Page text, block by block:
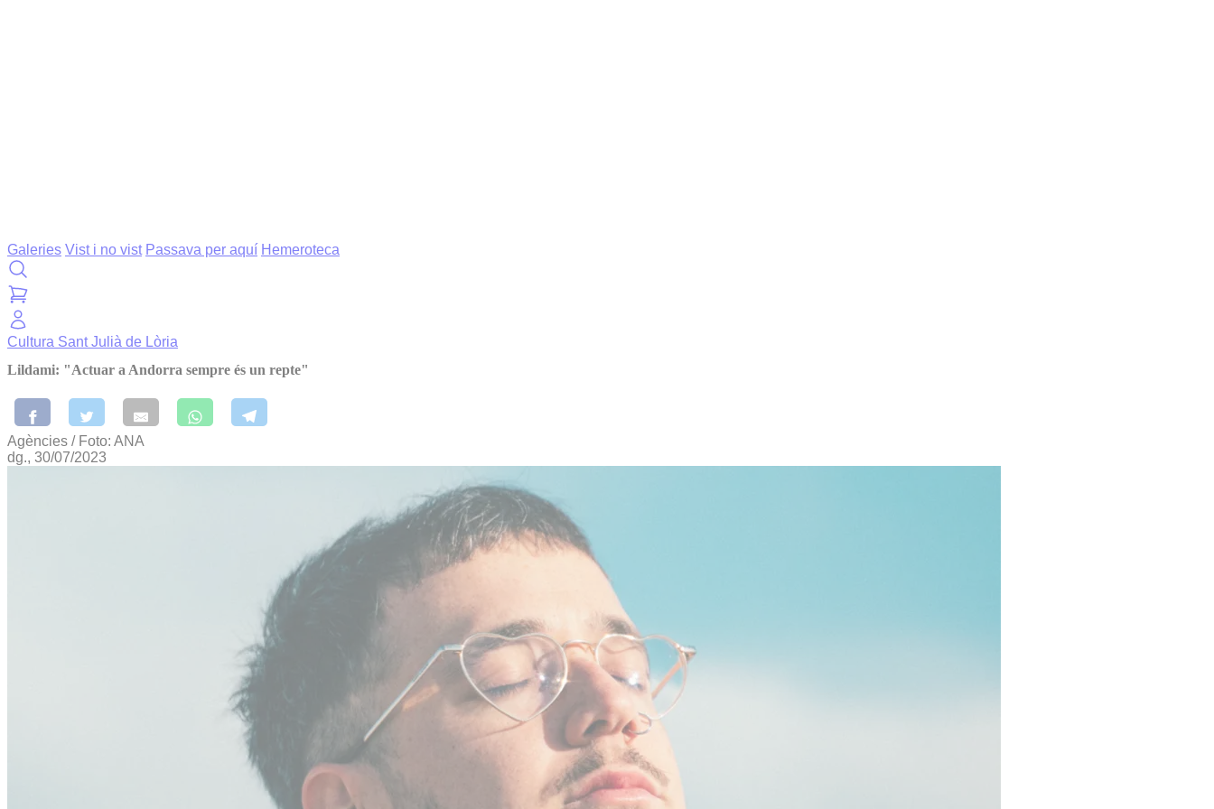
Galeries Vist i no vist Passava per aquí Hemeroteca
Cultura Sant Julià de Lòria
Lildami: "Actuar a Andorra sempre és un repte"
Agències / Foto: ANA
dg., 30/07/2023